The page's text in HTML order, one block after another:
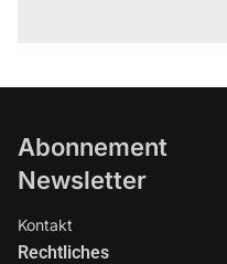
Abonnement
Newsletter
Kontakt
Rechtliches